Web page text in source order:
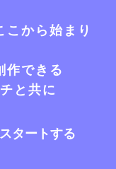
から始まり
作できる
と共に
タートする